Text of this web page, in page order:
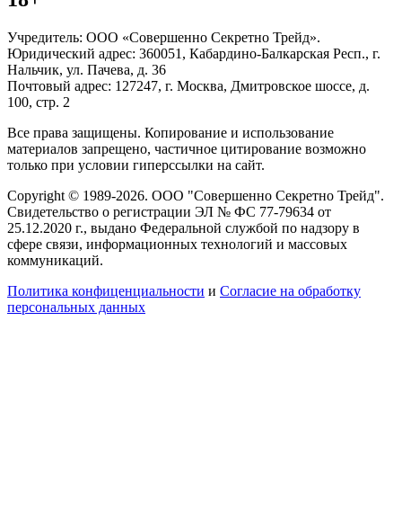
Учредитель: ООО «Совершенно Секретно Трейд».
Юридический адрес: 360051, Кабардино-Балкарская Респ., г.
Нальчик, ул. Пачева, д. 36
Почтовый адрес: 127247, г. Москва, Дмитровское шоссе, д.
100, стр. 2
Все права защищены. Копирование и использование
материалов запрещено, частичное цитирование возможно
только при условии гиперссылки на сайт.
Copyright © 1989-2026. ООО "Совершенно Секретно Трейд".
Свидетельство о регистрации ЭЛ № ФС 77-79634 от
25.12.2020 г., выдано Федеральной службой по надзору в
сфере связи, информационных технологий и массовых
коммуникаций.
Политика конфиценциальности и Согласие на обработку
персональных данных